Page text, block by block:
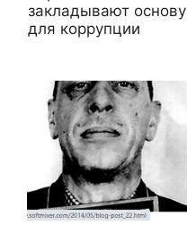
закладывают основу
для коррупции